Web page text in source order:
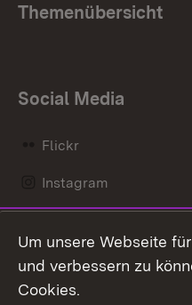
Themenübersicht
Social Media
Flickr
Instagram
Mastodon
Messenger
Um unsere Webseite
und verbessern zu
Cookies.